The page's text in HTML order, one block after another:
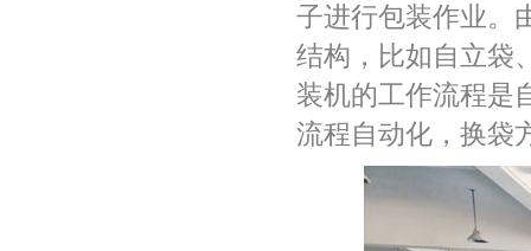
子进行包装作业。
结构，比如自立袋
装机的工作流程是
流程自动化，换袋